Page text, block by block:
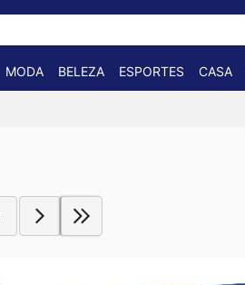
MODA BELEZA ESPORTES CASA